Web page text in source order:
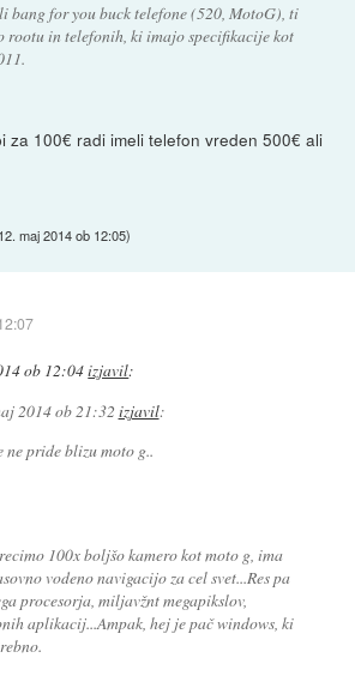
bang for you buck telefone (520, MotoG), ti
rootu in telefonih, ki imajo specifikacije kot
za 100€ radi imeli telefon vreden 500€ ali
12. maj 2014 ob 12:05)
ob 12:04izjavil:
2014 ob 21:32 izjavil:
ne pride blizu moto g..
100x boljšo kamero kot moto g, ima
vodeno navigacijo za cel svet...Res pa
procesorja, miljavžnt megapikslov,
aplikacij...Ampak, hej je pač windows, ki